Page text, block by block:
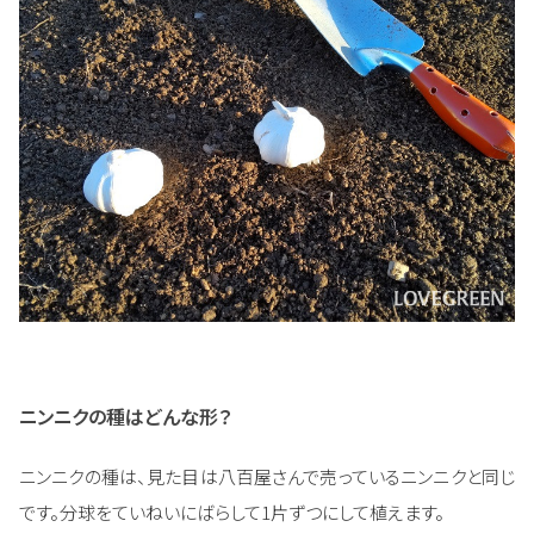
ニンニクの種はどんな形？
ニンニクの種は、見た目は八百屋さんで売っているニンニクと同じ
です。分球をていねいにばらして1片ずつにして植えます。